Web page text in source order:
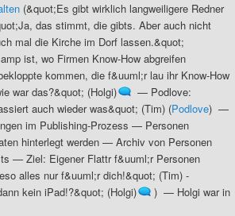
(&quot;Es gibt wirklich langweiligere Redner
das stimmt, die gibts. Aber auch nicht
mal die Kirche im Dorf lassen.&quot;
ist, wo Firmen Know-How abgreifen
kommen, die f&uuml;r lau ihr Know-How
war das?&quot; (Holgi)
— Podlove:
auch wieder was&quot; (Tim) (Podlove) —
im Publishing-Prozess — Personen
hinterlegt werden — Archiv von Personen
— Ziel: Eigener Flattr f&uuml;r Personen
alles nur f&uuml;r dich!&quot; (Tim) -
kein iPad!?&quot; (Holgi)
) — Holgi war in